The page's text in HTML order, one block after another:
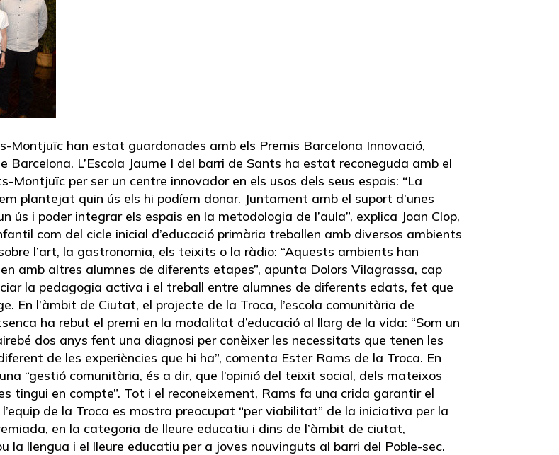
han estat guardonades amb els Premis Barcelona Innovació,
Barcelona. L’Escola Jaume I del barri de Sants ha estat reconeguda amb el
per ser un centre innovador en els usos dels seus espais: “La
plantejat quin ús els hi podíem donar. Juntament amb el suport d’unes
i poder integrar els espais en la metodologia de l’aula”, explica Joan Clop,
com del cicle inicial d’educació primària treballen amb diversos ambients
l’art, la gastronomia, els teixits o la ràdio: “Aquests ambients han
amb altres alumnes de diferents etapes”, apunta Dolors Vilagrassa, cap
la pedagogia activa i el treball entre alumnes de diferents edats, fet que
En l’àmbit de Ciutat, el projecte de la Troca, l’escola comunitària de
ha rebut el premi en la modalitat d’educació al llarg de la vida: “Som un
dos anys fent una diagnosi per conèixer les necessitats que tenen les
de les experiències que hi ha”, comenta Ester Rams de la Troca. En
“gestió comunitària, és a dir, que l’opinió del teixit social, dels mateixos
tingui en compte”. Tot i el reconeixement, Rams fa una crida garantir el
de la Troca es mostra preocupat “per viabilitat” de la iniciativa per la
en la categoria de lleure educatiu i dins de l’àmbit de ciutat,
la llengua i el lleure educatiu per a joves nouvinguts al barri del Poble-sec.